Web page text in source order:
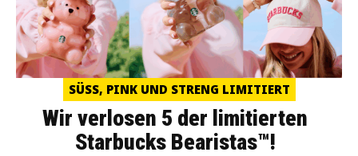
SÜSS, PINK UND STRENG LIMITIERT
Wir verlosen 5 der limitierten
Starbucks Bearistas™!